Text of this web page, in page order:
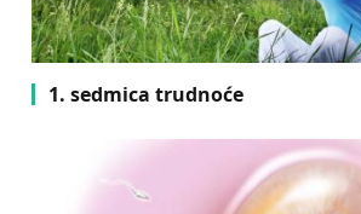
1. sedmica trudnoće